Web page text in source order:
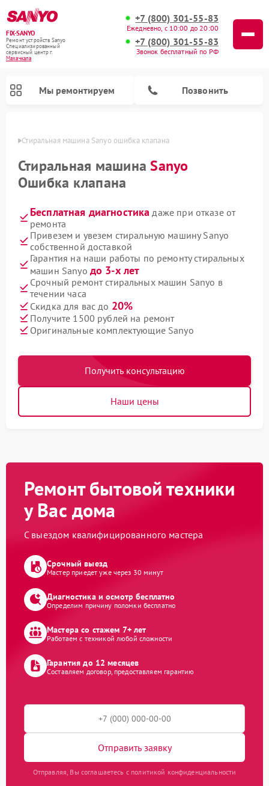
FIX-SANYO
Ремонт устройств Sanyo
Специализированный
cервисный центр г.
Махачкала
+7 (800) 301-55-83
Ежедневно, с 10:00 до 20:00
+7 (800) 301-55-83
Звонок бесплатный по РФ
Мы ремонтируем Позвонить
Стиральная машина Sanyo ошибка клапана
Стиральная машинаSanyo
Ошибка клапана
Бесплатная диагностика даже при отказе от
ремонта
Привезем и увезем стиральную машину Sanyo
собственной доставкой
Гарантия на наши работы по ремонту стиральных
машин Sanyo до 3-х лет
Срочный ремонт стиральных машин Sanyo в
течении часа
Скидка для вас до 20%
Получите 1500 рублей на ремонт
Оригинальные комплектующие Sanyo
Получить консультацию
Наши цены
Ремонт бытовой техники
у Вас дома
С выездом квалифицированного мастера
Срочный выезд
Мастер приедет уже через 30 минут
Диагностика и осмотр бесплатно
Определим причину поломки бесплатно
Мастера со стажем 7+ лет
Работаем с техникой любой сложности
Гарантия до 12 месяцев
Составляем договор, предоставляем гарантию
Отправить заявку
Отправляя, Вы соглашаетесь с политикой конфиденциальности